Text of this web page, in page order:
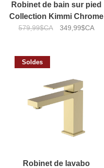
Robinet de bain sur pied
Collection Kimmi Chrome
VD
579,99$CA 349,99$CA
Soldes
Robinet de lavabo